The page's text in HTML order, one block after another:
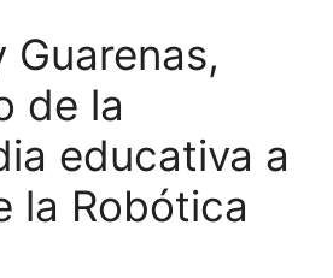
Guarenas,
de la
educativa a
la Robótica